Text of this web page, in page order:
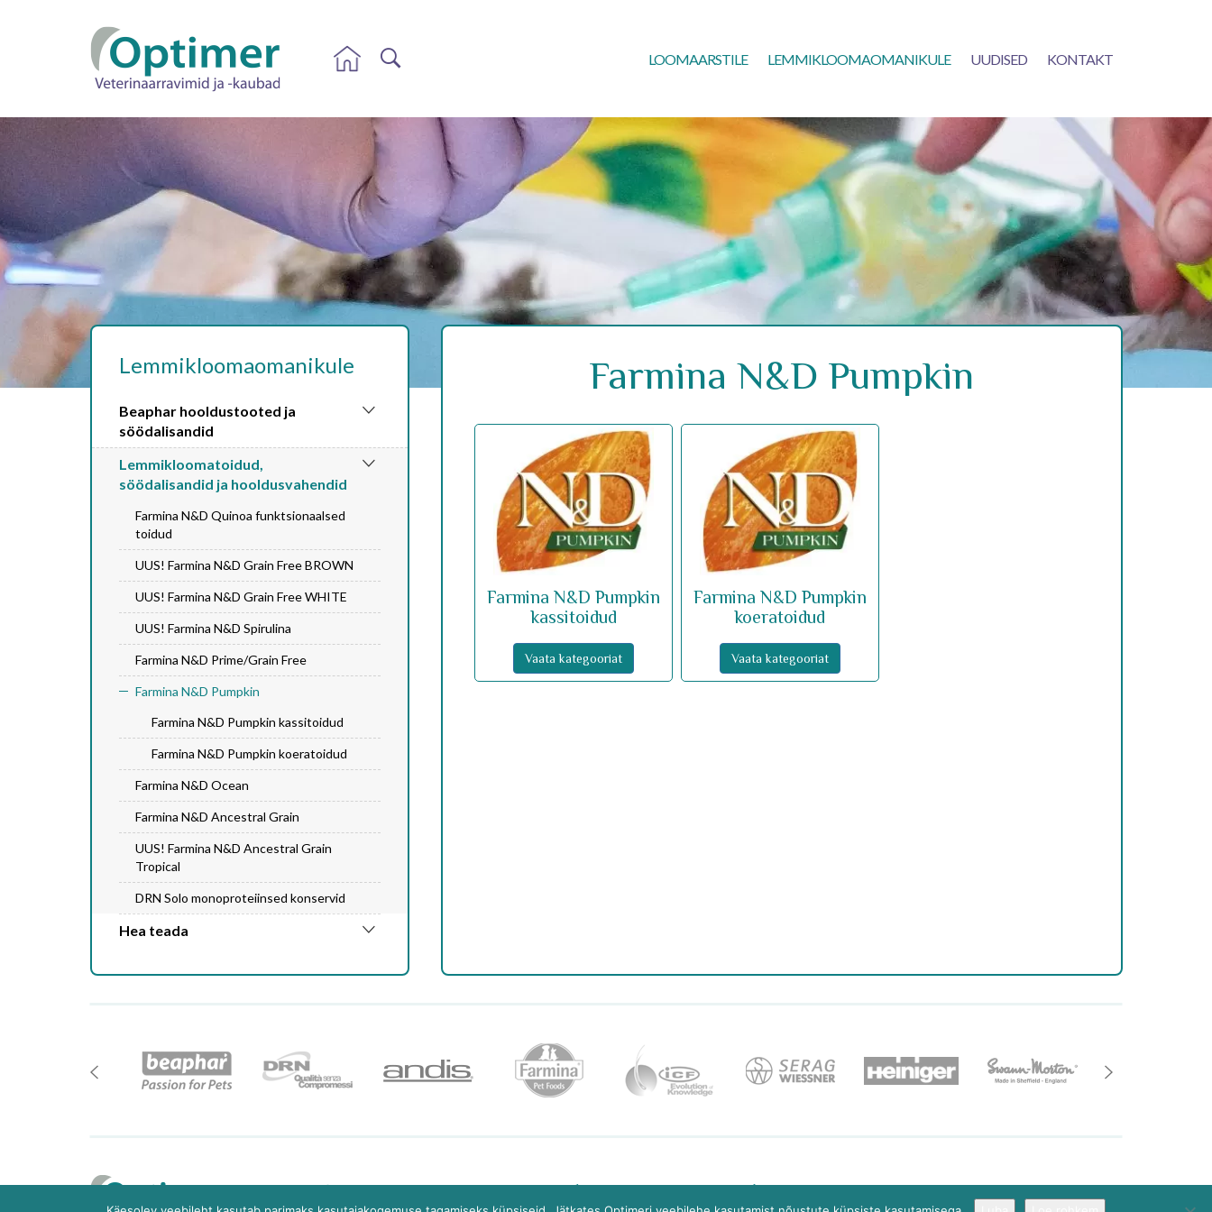
LOOMAARSTILE LEMMIKLOOMAOMANIKULE UUDISED KONTAKT
Lemmikloomaomanikule
Beaphar hooldustooted ja
söödalisandid
Lemmikloomatoidud,
söödalisandid ja hooldusvahendid
Farmina N&D Quinoa funktsionaalsed
toidud
UUS! Farmina N&D Grain Free BROWN
UUS! Farmina N&D Grain Free WHITE
UUS! Farmina N&D Spirulina
Farmina N&D Prime/Grain Free
Farmina N&D Pumpkin
Farmina N&D Pumpkin kassitoidud
Farmina N&D Pumpkin koeratoidud
Farmina N&D Ocean
Farmina N&D Ancestral Grain
UUS! Farmina N&D Ancestral Grain
Tropical
DRN Solo monoproteiinsed konservid
Hea teada
Farmina N&D Pumpkin
Farmina N&D Pumpkin
kassitoidud
Vaata kategooriat
Farmina N&D Pumpkin
koeratoidud
Vaata kategooriat